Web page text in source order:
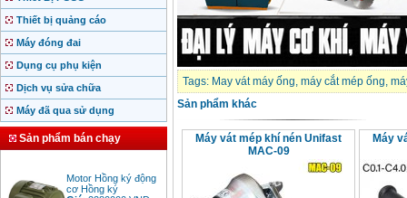
Thiết bị quảng cáo
Máy đóng đai
Dụng cụ phụ kiện
Dịch vụ sửa chữa
Máy đã qua sử dụng
Sản phẩm bán chạy
cơ Hồng ký
Giá:2280000
Tags: May vát máy ống, máy cắt mép ống,
Sản phẩm khác
Máy vát mép khí nén Unifast
MAC-09
Máy